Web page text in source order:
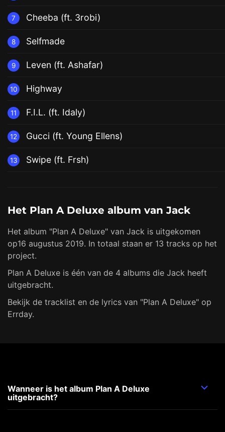
7 Cheeba (ft. 3robi)
8 Selfmade
9 Leven (ft. Ashafar)
10 Highway
11 F.I.L. (ft. Idaly)
12 Gucci (ft. Young Ellens)
13 Swipe (ft. Frsh)
Het Plan A Deluxe album van Jack
Het album "Plan A Deluxe" van Jack is uitgekomen
op16 augustus 2019. In totaal staan er 13 tracks op het
project.
Plan A Deluxe is één van de 4 albums die Jack heeft
uitgebracht.
Bekijk de tracklist en de lyrics van "Plan A Deluxe" op
Errday.
Wanneer is het album Plan A Deluxe
uitgebracht?